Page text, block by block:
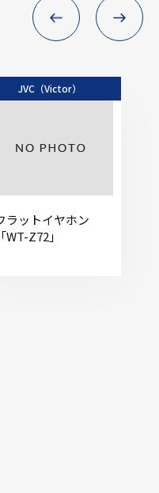
JVC（Victor）
ラットイヤホン
「WT-Z72」